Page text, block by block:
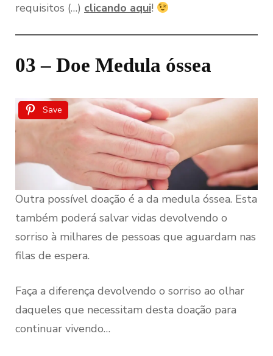
requisitos (…) clicando aqui!
03 – Doe Medula óssea
Save
Outra possível doação é a da medula óssea. Esta
também poderá salvar vidas devolvendo o
sorriso à milhares de pessoas que aguardam nas
filas de espera.
Faça a diferença devolvendo o sorriso ao olhar
daqueles que necessitam desta doação para
continuar vivendo…